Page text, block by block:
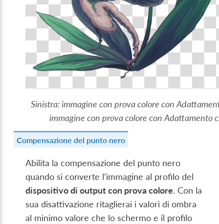
Sinistra: immagine con prova colore con
immagine con prova colore con Adattamento
Compensazione del punto nero
Abilita la compensazione del punto nero
quando si converte l’immagine al profilo del
dispositivo di output con prova colore. Con la
sua disattivazione ritaglierai i valori di ombra
al minimo valore che lo schermo e il profilo